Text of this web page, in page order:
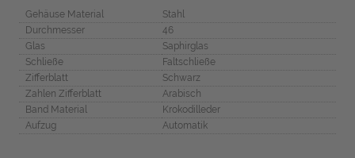
Gehäuse Material
Stahl
Durchmesser
46
Glas
Saphirglas
Schließe
Faltschließe
Zifferblatt
Schwarz
Zahlen Zifferblatt
Arabisch
Band Material
Krokodilleder
Aufzug
Automatik